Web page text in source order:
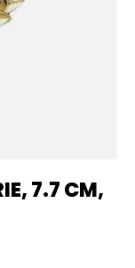
7.7 CM,